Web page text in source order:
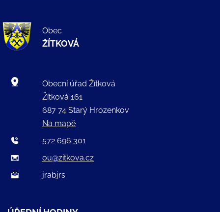
Obec
ŽÍTKOVÁ
Obecní úřad Žítková
Žítková 161
687 74 Starý Hrozenkov
Na mapě
572 696 301
ou@zitkova.cz
jrabjrs